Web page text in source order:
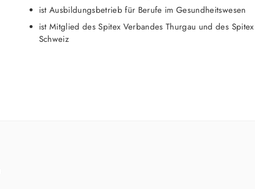
ist Ausbildungsbetrieb für Berufe im Gesundheitswesen
ist Mitglied des Spitex Verbandes Thurgau und des
Schweiz